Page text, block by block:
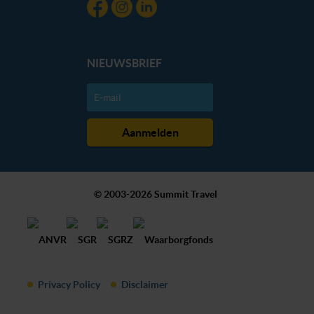
NIEUWSBRIEF
© 2003-2026 Summit Travel
Privacy Policy Disclaimer